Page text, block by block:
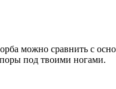
можно сравнить с
под твоими ногами.